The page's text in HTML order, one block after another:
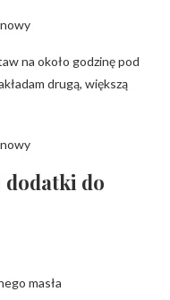
na około godzinę pod
drugą, większą
dodatki do
masła